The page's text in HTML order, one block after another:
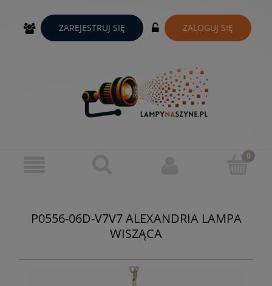
ZAREJESTRUJ SIĘ ZALOGUJ SIĘ
P0556-06D-V7V7 ALEXANDRIA LAMPA
WISZĄCA